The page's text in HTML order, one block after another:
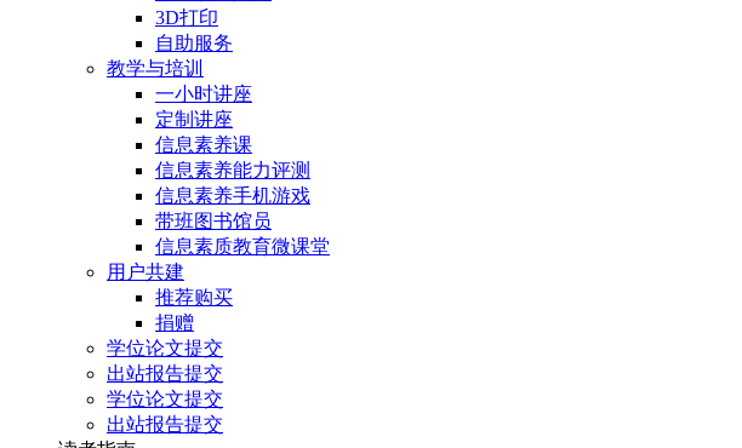
3D打印
自助服务
教学与培训
一小时讲座
定制讲座
信息素养课
信息素养能力评测
信息素养手机游戏
带班图书馆员
信息素质教育微课堂
用户共建
推荐购买
捐赠
学位论文提交
出站报告提交
学位论文提交
出站报告提交